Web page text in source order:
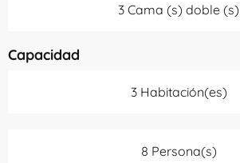
3 Cama (s) doble (s)
Capacidad
3 Habitación(es)
8 Persona(s)